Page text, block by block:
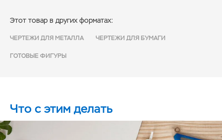
Этот товар в других форматах:
ЧЕРТЕЖИ ДЛЯ МЕТАЛЛА ЧЕРТЕЖИ ДЛЯ БУМАГИ
ГОТОВЫЕ ФИГУРЫ
Что с этим делать